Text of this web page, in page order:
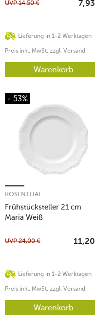
Lieferung in 1-2 Werktagen
UVP14,50 € 7,93
Preis inkl. MwSt. zzgl. Versand
Warenkorb
- 53%
Frühstücksteller 21 cm
Maria Weiß
ROSENTHAL
Lieferung in 1-2 Werktagen
UVP24,00 € 11,20
Preis inkl. MwSt. zzgl. Versand
Warenkorb